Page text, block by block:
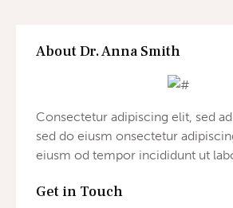
About Dr. Anna Smith
Consectetur adipiscing elit, sed
sed do eiusm onsectetur
eiusm od tempor incididunt ut
Get in Touch